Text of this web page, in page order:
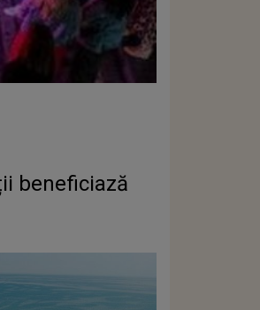
beneficiază